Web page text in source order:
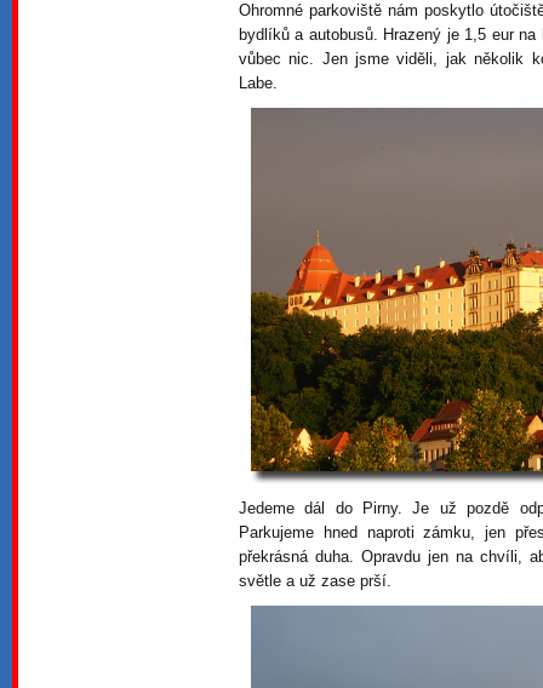
Ohromné parkoviště nám poskytlo
bydlíků a autobusů. Hrazený je 1,5 eur
vůbec nic. Jen jsme viděli, jak několik
Labe.
Jedeme dál do Pirny. Je už pozdě
Parkujeme hned naproti zámku, jen
překrásná duha. Opravdu jen na chvíli,
světle a už zase prší.